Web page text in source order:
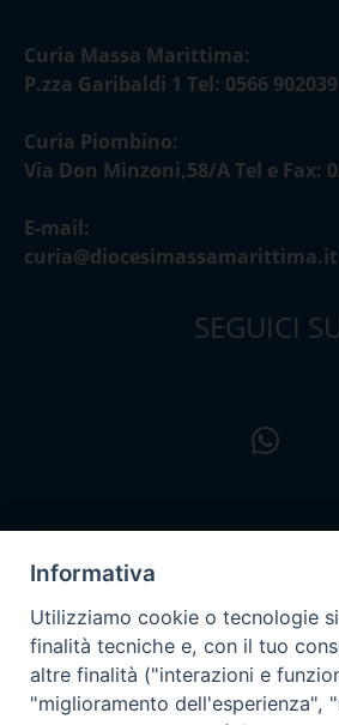
Curia Massa Marittima:
P.zza Garibaldi 1 Tel: 0566 902039
Curia Piombino:
Via Don Minzoni,58/A Tel e Fax:
E-mail:
curia@diocesimassamarittima.it
SEGUICI
Informativa
Utilizziamo cookie o tecnologie
finalità tecniche e, con il tuo
altre finalità ("interazioni e
"miglioramento dell'esperienza",